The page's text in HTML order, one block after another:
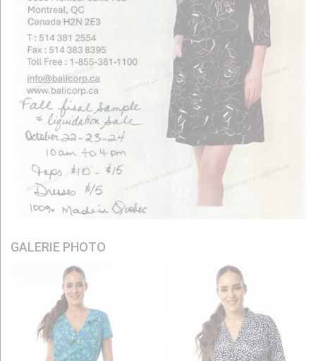
GALERIE PHOTO